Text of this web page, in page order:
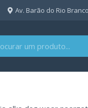
Av. Barão do Rio